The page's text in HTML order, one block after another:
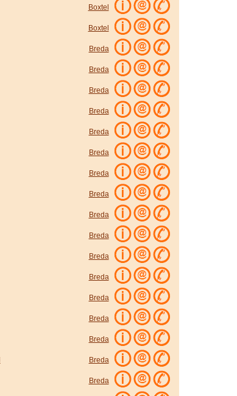
Boxtel
Boxtel
Breda
Breda
Breda
Breda
Breda
Breda
Breda
Breda
Breda
Breda
Breda
Breda
Breda
Breda
Breda
Breda
Breda